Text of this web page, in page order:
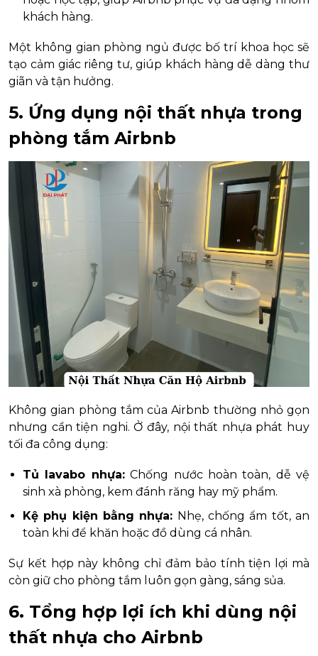
khách hàng.
Một không gian phòng ngủ được bố trí khoa học sẽ
tạo cảm giác riêng tư, giúp khách hàng dễ dàng thư
giãn và tận hưởng.
5. Ứng dụng nội thất nhựa trong
phòng tắm Airbnb
Không gian phòng tắm của Airbnb thường nhỏ gọn
nhưng cần tiện nghi. Ở đây, nội thất nhựa phát huy
tối đa công dụng:
Tủ lavabo nhựa:Chống nước hoàn toàn, dễ vệ
sinh xà phòng, kem đánh răng hay mỹ phẩm.
Kệ phụ kiện bằng nhựa: Nhẹ, chống ẩm tốt, an
toàn khi để khăn hoặc đồ dùng cá nhân.
Sự kết hợp này không chỉ đảm bảo tính tiện lợi mà
còn giữ cho phòng tắm luôn gọn gàng, sáng sủa.
6. Tổng hợp lợi ích khi dùng nội
thất nhựa cho Airbnb